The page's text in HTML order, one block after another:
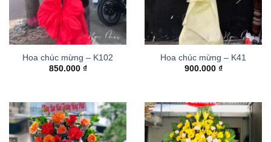
Hoa chúc mừng – K102
850.000 ₫
Hoa chúc mừng – K41
900.000 ₫